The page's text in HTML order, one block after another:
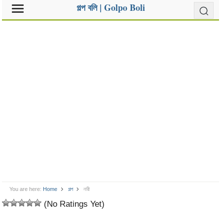
গল্প বলি | Golpo Boli
You are here: Home গল্প নারী
(No Ratings Yet)